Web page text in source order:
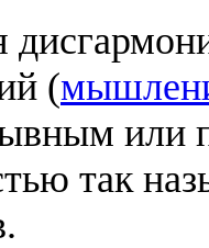
(
или
так